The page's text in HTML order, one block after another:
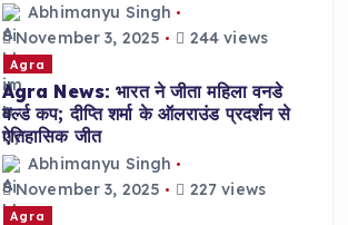
Abhimanyu Singh
November 3, 2025
244 views
Agra
Agra News: भारत ने जीता महिला वनडे
वर्ल्ड कप; दीप्ति शर्मा के ऑलराउंड प्रदर्शन से
ऐतिहासिक जीत
Abhimanyu Singh
November 3, 2025
227 views
Agra